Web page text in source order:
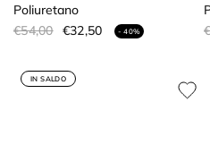
Poliuretano
€54,00 €32,50 - 40%
IN SALDO